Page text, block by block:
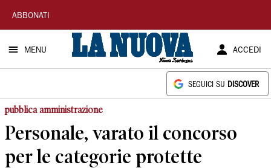
La
Nuova
Sardegna
ABBONATI
MENU ACCEDI
SEGUICI SU DISCOVER
pubblica amministrazione
Personale, varato il concorso
per le categorie protette